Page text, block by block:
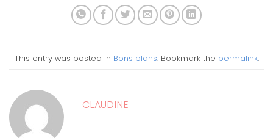
This entry was posted in Bons plans. Bookmark the permalink.
CLAUDINE